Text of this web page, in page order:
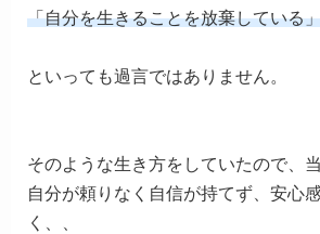
「自分を生きることを放棄している
といっても過言ではありません。
そのような生き方をしていたので、当
自分が頼りなく自信が持てず、 安心
く、、